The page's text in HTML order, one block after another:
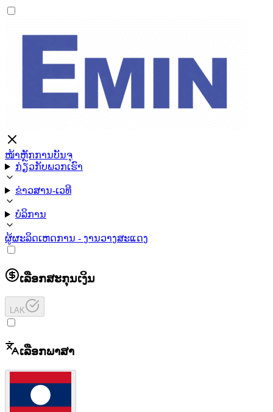
ໜ້າຫຼັກການບັນຈຸ
ກ່ຽວກັບພວກເຮົາ
ຂ່າວສານ-ເວທີ
ບໍລິການ
ຜູ້ຜະລິດເຫດການ - ງານວາງສະແດງ
ເລືອກສະກຸນເງິນ
LAK
ເລືອກພາສາ